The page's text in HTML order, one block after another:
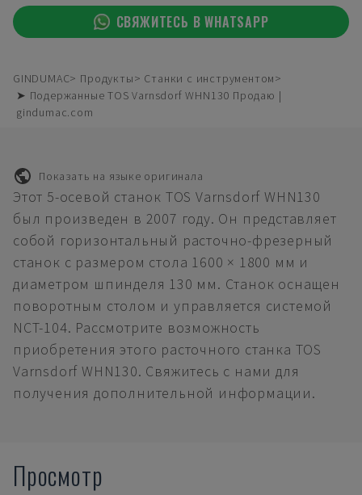
СВЯЖИТЕСЬ В WHATSAPP
GINDUMAC Продукты
Станки с инструментом
➤ Подержанные TOS Varnsdorf WHN130 Продаю |
gindumac.com
Показать на языке оригинала
Этот 5-осевой станок TOS Varnsdorf WHN130
был произведен в 2007 году. Он представляет
собой горизонтальный расточно-фрезерный
станок с размером стола 1600 × 1800 мм и
диаметром шпинделя 130 мм. Станок оснащен
поворотным столом и управляется системой
NCT-104. Рассмотрите возможность
приобретения этого расточного станка TOS
Varnsdorf WHN130. Свяжитесь с нами для
получения дополнительной информации.
Просмотр